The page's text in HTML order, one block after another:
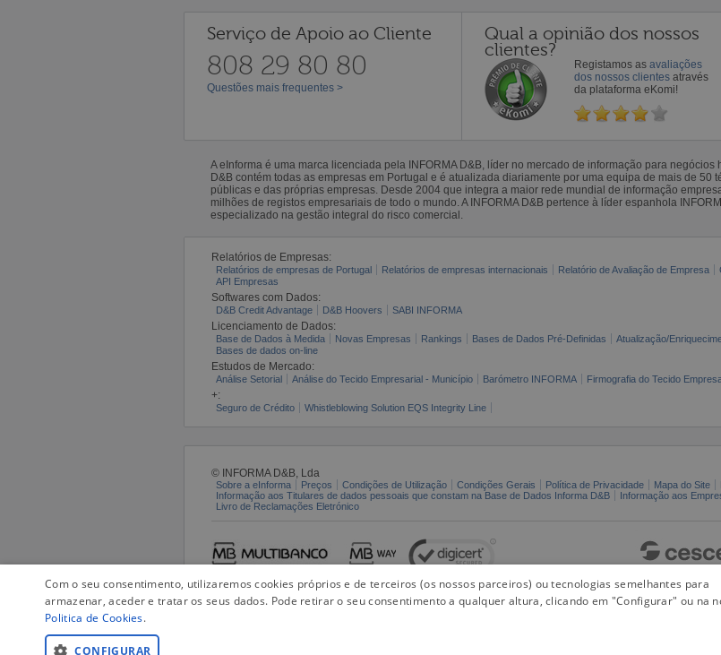
Serviço de Apoio ao Cliente
808 29 80 80
Questões mais frequentes >
Qual a opinião dos nossos
clientes?
Registamos as avaliações
dos nossos clientes através
da plataforma eKomi!
A eInforma é uma marca licenciada pela INFORMA D&B, líder no mercado de informação para negócios
D&B contém todas as empresas em Portugal e é atualizada diariamente por uma equipa de mais de 50
públicas e das próprias empresas. Desde 2004 que integra a maior rede mundial de informação
milhões de registos empresariais de todo o mundo. A INFORMA D&B pertence à líder espanhola
especializado na gestão integral do risco comercial.
Relatórios de Empresas:
Relatórios de empresas de Portugal Relatórios de empresas internacionais Relatório de Avaliação de Empresa
API Empresas
Softwares com Dados:
D&B Credit Advantage D&B Hoovers SABI INFORMA
Licenciamento de Dados:
Base de Dados à Medida Novas Empresas Rankings Bases de Dados Pré-Definidas Atualização/
Bases de dados on-line
Estudos de Mercado:
Análise Setorial Análise do Tecido Empresarial - Município Barómetro INFORMA Firmografia do Tecido
+:
Seguro de Crédito Whistleblowing Solution EQS Integrity Line
© INFORMA D&B, Lda
Sobre a eInforma Preços Condições de Utilização Condições Gerais Política de Privacidade Mapa do Site
Informação aos Titulares de dados pessoais que constam na Base de Dados Informa D&B
Informação aos
Livro de Reclamações Eletrónico
Com o seu consentimento, utilizaremos cookies próprios e de terceiros (os nossos parceiros) ou tecnologias semelhantes para
armazenar, aceder e tratar os seus dados. Pode retirar o seu consentimento a qualquer altura, clicando em "Configurar" ou na
Politica de Cookies.
CONFIGURAR